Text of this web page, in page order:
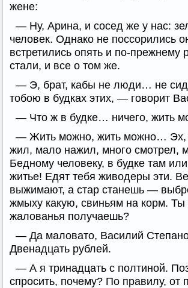
жене:
— Ну, Арина, и сосед же у нас:
человек. Однако не поссорились
встретились опять и по-прежнему
стали, и все о том же.
— Э, брат, кабы не люди… не
тобою в будках этих, — говорит
— Что ж в будке… ничего, жить
— Жить можно, жить можно… Эх,
жил, мало нажил, много смотрел,
Бедному человеку, в будке там
житье! Едят тебя живодеры эти.
выжимают, а стар станешь —
жмыху какую, свиньям на корм. Ты
жалованья получаешь?
— Да маловато, Василий
Двенадцать рублей.
— А я тринадцать с полтиной.
спросить, почему? По правилу, от